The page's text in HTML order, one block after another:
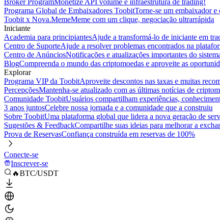
Broker ProgramMonetize API volume e infraestrutura de trading!
Programa Global de Embaixadores ToobitTorne-se um embaixador
Toobit x Nova.MemeMeme com um clique, negociação ultrarrápida
Iniciante
Academia para principiantesAjude a transformá-lo de iniciante em
Centro de SuporteAjude a resolver problemas encontrados na
Centro de AnúnciosNotificações e atualizações importantes do
BlogCompreenda o mundo das criptomoedas e aproveite as
Explorar
Programa VIP da ToobitAproveite descontos nas taxas e muitas
PercepçõesMantenha-se atualizado com as últimas notícias de
Comunidade ToobitUsuários compartilham experiências,
3 anos juntosCelebre nossa jornada e a comunidade que a construiu
Sobre ToobitUma plataforma global que lidera a nova geração de
Sugestões & FeedbackCompartilhe suas ideias para melhorar a
Prova de ReservasConfiança construída em reservas de 100%
Conecte-se
Inscrever-se
🔥BTC/USDT